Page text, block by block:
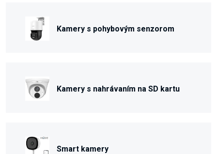
Kamery s pohybovým senzorom
Kamery s nahrávaním na SD kartu
Smart kamery